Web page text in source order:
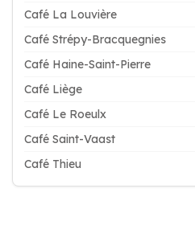
Café La Louvière
Café Strépy-Bracquegnies
Café Haine-Saint-Pierre
Café Liège
Café Le Roeulx
Café Saint-Vaast
Café Thieu